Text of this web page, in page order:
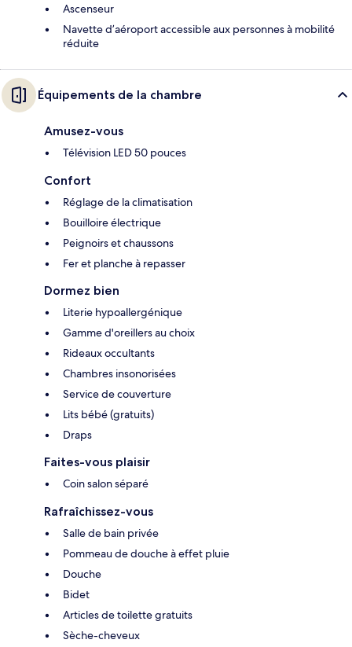
Ascenseur
Navette d’aéroport accessible aux personnes à mobilité
réduite
Équipements de la chambre
Amusez-vous
Télévision LED 50 pouces
Confort
Réglage de la climatisation
Bouilloire électrique
Peignoirs et chaussons
Fer et planche à repasser
Dormez bien
Literie hypoallergénique
Gamme d'oreillers au choix
Rideaux occultants
Chambres insonorisées
Service de couverture
Lits bébé (gratuits)
Draps
Faites-vous plaisir
Coin salon séparé
Rafraîchissez-vous
Salle de bain privée
Pommeau de douche à effet pluie
Douche
Bidet
Articles de toilette gratuits
Sèche-cheveux